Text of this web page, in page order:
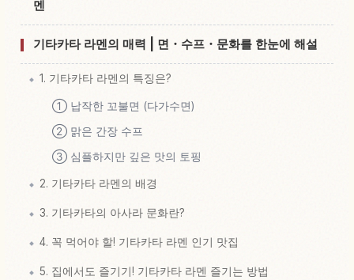
멘
기타카타 라멘의 매력 | 면・수프・문화를 한눈에 해설
1. 기타카타 라멘의 특징은?
① 납작한 꼬불면 (다가수면)
② 맑은 간장 수프
③ 심플하지만 깊은 맛의 토핑
2. 기타카타 라멘의 배경
3. 기타카타의 아사라 문화란?
4. 꼭 먹어야 할! 기타카타 라멘 인기 맛집
5. 집에서도 즐기기! 기타카타 라멘 즐기는 방법